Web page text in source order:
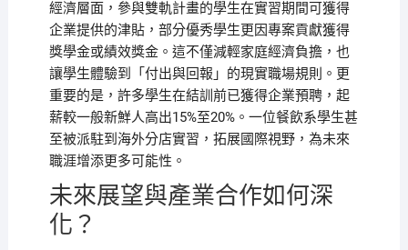
經濟層面，參與雙軌計畫的學生在實習期間可獲得
企業提供的津貼，部分優秀學生更因專案貢獻獲得
獎學金或績效獎金。這不僅減輕家庭經濟負擔，也
讓學生體驗到「付出與回報」的現實職場規則。更
重要的是，許多學生在結訓前已獲得企業預聘，起
薪較一般新鮮人高出15%至20%。一位餐飲系學生甚
至被派駐到海外分店實習，拓展國際視野，為未來
職涯增添更多可能性。
未來展望與產業合作如何深
化？